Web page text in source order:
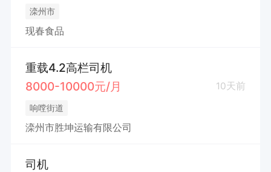
滦州市
现春食品
重载4.2高栏司机
8000-10000元/月
10天前
响嘡街道
滦州市胜坤运输有限公司
司机